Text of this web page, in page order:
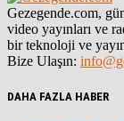
Gezegende.com,
video yayınları ve
bir teknoloji ve
Bize Ulaşın:
DAHA FAZLA HABER